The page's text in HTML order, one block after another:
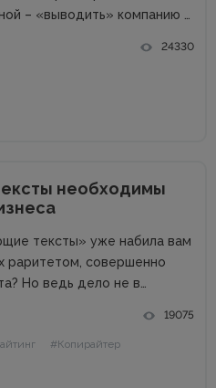
– «выводить» компанию в
же ясная – мне
24330
необходимы
тексты» уже набила вам
раритетом, совершенно
Но ведь дело не в
сайту продавать. А
19075
#Копирайтер